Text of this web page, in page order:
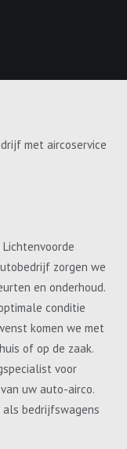
met aircoservice
zorgen we
en onderhoud.
conditie
komen we met
of op de zaak.
voor
uw auto-airco.
bedrijfswagens